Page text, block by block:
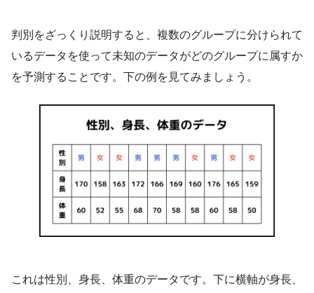
判別をざっくり説明すると、複数のグループに分けられて
いるデータを使って未知のデータがどのグループに属すか
を予測することです。下の例を見てみましょう。
これは性別、身長、体重のデータです。下に横軸が身長、